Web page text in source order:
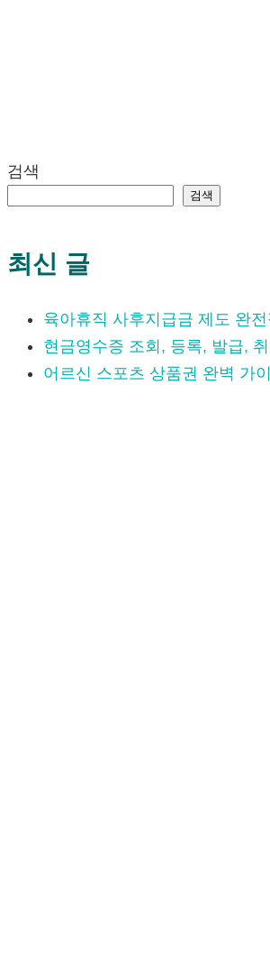
검색
검색
최신 글
육아휴직 사후지급금 제도 완
현금영수증 조회, 등록, 발급,
어르신 스포츠 상품권 완벽 가